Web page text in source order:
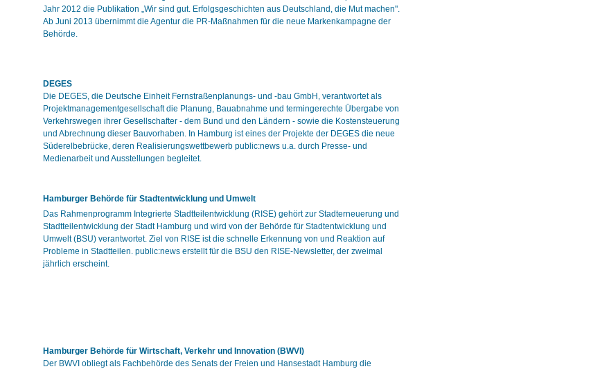
Jahr 2012 die Publikation „Wir sind gut. Erfolgsgeschichten aus Deutschland, die Mut machen".
Ab Juni 2013 übernimmt die Agentur die PR-Maßnahmen für die neue Markenkampagne der
Behörde.
DEGES
Die DEGES, die Deutsche Einheit Fernstraßenplanungs- und -bau GmbH, verantwortet als
Projektmanagementgesellschaft die Planung, Bauabnahme und termingerechte Übergabe von
Verkehrswegen ihrer Gesellschafter - dem Bund und den Ländern - sowie die Kostensteuerung
und Abrechnung dieser Bauvorhaben. In Hamburg ist eines der Projekte der DEGES die neue
Süderelbebrücke, deren Realisierungswettbewerb public:news u.a. durch Presse- und
Medienarbeit und Ausstellungen begleitet.
Hamburger Behörde für Stadtentwicklung und Umwelt
Das Rahmenprogramm Integrierte Stadtteilentwicklung (RISE) gehört zur Stadterneuerung und
Stadtteilentwicklung der Stadt Hamburg und wird von der Behörde für Stadtentwicklung und
Umwelt (BSU) verantwortet. Ziel von RISE ist die schnelle Erkennung von und Reaktion auf
Probleme in Stadtteilen. public:news erstellt für die BSU den RISE-Newsletter, der zweimal
jährlich erscheint.
Hamburger Behörde für Wirtschaft, Verkehr und Innovation (BWVI)
Der BWVI obliegt als Fachbehörde des Senats der Freien und Hansestadt Hamburg die